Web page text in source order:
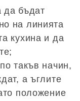
да бъдат
на линията
кухина и да
такъв начин,
а ъглите
положение